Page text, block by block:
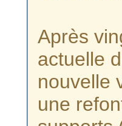
Après
actuelle
nouvelle
une